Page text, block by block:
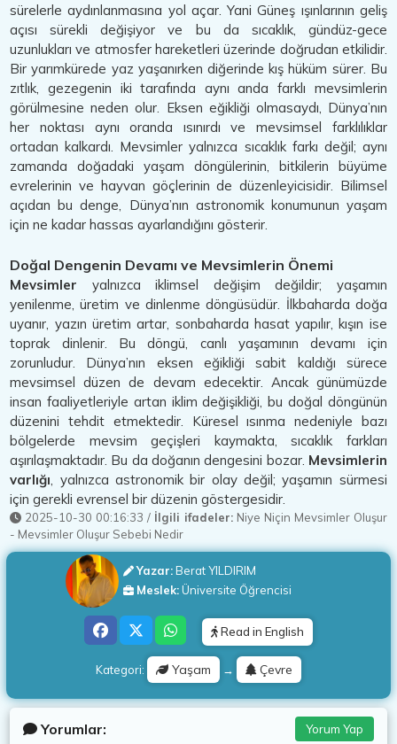
sürelerle aydınlanmasına yol açar. Yani Güneş ışınlarının geliş
açısı sürekli değişiyor ve bu da sıcaklık, gündüz-gece
uzunlukları ve atmosfer hareketleri üzerinde doğrudan etkilidir.
Bir yarımkürede yaz yaşanırken diğerinde kış hüküm sürer. Bu
zıtlık, gezegenin iki tarafında aynı anda farklı mevsimlerin
görülmesine neden olur. Eksen eğikliği olmasaydı, Dünya’nın
her noktası aynı oranda ısınırdı ve mevsimsel farklılıklar
ortadan kalkardı. Mevsimler yalnızca sıcaklık farkı değil; aynı
zamanda doğadaki yaşam döngülerinin, bitkilerin büyüme
evrelerinin ve hayvan göçlerinin de düzenleyicisidir. Bilimsel
açıdan bu denge, Dünya’nın astronomik konumunun yaşam
için ne kadar hassas ayarlandığını gösterir.
Doğal Dengenin Devamı ve Mevsimlerin Önemi
Mevsimler yalnızca iklimsel değişim değildir; yaşamın
yenilenme, üretim ve dinlenme döngüsüdür. İlkbaharda doğa
uyanır, yazın üretim artar, sonbaharda hasat yapılır, kışın ise
toprak dinlenir. Bu döngü, canlı yaşamının devamı için
zorunludur. Dünya’nın eksen eğikliği sabit kaldığı sürece
mevsimsel düzen de devam edecektir. Ancak günümüzde
insan faaliyetleriyle artan iklim değişikliği, bu doğal döngünün
düzenini tehdit etmektedir. Küresel ısınma nedeniyle bazı
bölgelerde mevsim geçişleri kaymakta, sıcaklık farkları
aşırılaşmaktadır. Bu da doğanın dengesini bozar. Mevsimlerin
varlığı, yalnızca astronomik bir olay değil; yaşamın sürmesi
için gerekli evrensel bir düzenin göstergesidir.
2025-10-30 00:16:33 / İlgili ifadeler: Niye Niçin Mevsimler Oluşur
- Mevsimler Oluşur Sebebi Nedir
Yazar:Berat YILDIRIM
Meslek:Üniversite Öğrencisi
Kategori: Yaşam → Çevre
Read in English
Yorumlar: Yorum Yap